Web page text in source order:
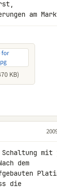
am
KB)
dem
die